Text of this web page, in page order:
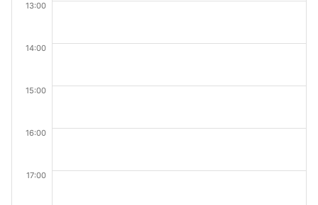
13:00
14:00
15:00
16:00
17:00